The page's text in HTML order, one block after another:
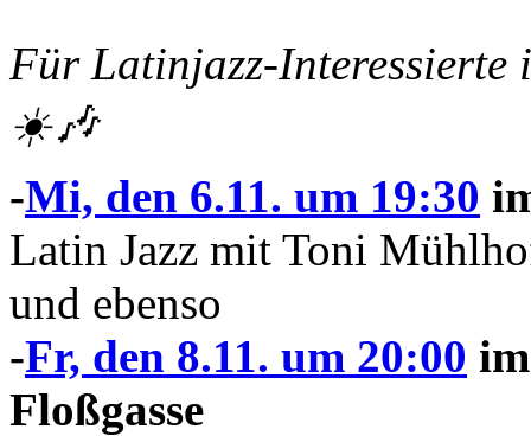
Für Latinjazz-Interessierte
☀️🎶
-Mi, den 6.11. um 19:30
Latin Jazz mit Toni
und ebenso
-Fr, den 8.11. um 20:00
Floßgasse